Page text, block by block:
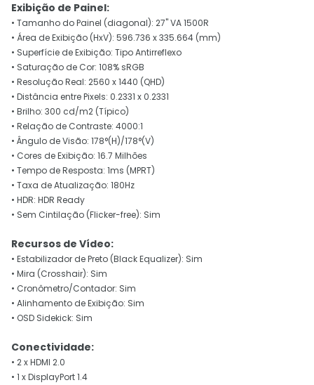
Exibição de Painel:
• Tamanho do Painel (diagonal): 27" VA 1500R
• Área de Exibição (HxV): 596.736 x 335.664 (mm)
• Superfície de Exibição: Tipo Antirreflexo
• Saturação de Cor: 108% sRGB
• Resolução Real: 2560 x 1440 (QHD)
• Distância entre Pixels: 0.2331 x 0.2331
• Brilho: 300 cd/m2 (Típico)
• Relação de Contraste: 4000:1
• Ângulo de Visão: 178°(H)/178°(V)
• Cores de Exibição: 16.7 Milhões
• Tempo de Resposta: 1ms (MPRT)
• Taxa de Atualização: 180Hz
• HDR: HDR Ready
• Sem Cintilação (Flicker-free): Sim
Recursos de Vídeo:
• Estabilizador de Preto (Black Equalizer): Sim
• Mira (Crosshair): Sim
• Cronômetro/Contador: Sim
• Alinhamento de Exibição: Sim
• OSD Sidekick: Sim
Conectividade:
• 2 x HDMI 2.0
• 1 x DisplayPort 1.4